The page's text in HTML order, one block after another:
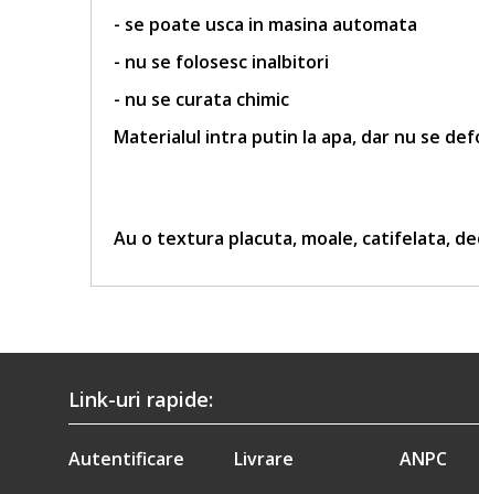
- se poate usca in masina automata
- nu se folosesc inalbitori
- nu se curata chimic
Materialul intra putin la apa, dar nu se
Au o textura placuta, moale, catifelata,
Link-uri rapide:
Autentificare
Livrare
ANPC